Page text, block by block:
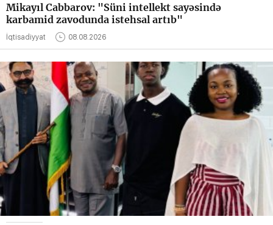
Mikayıl Cabbarov: "Süni intellekt sayəsində
karbamid zavodunda istehsal artıb"
İqtisadiyyat 08.08.2026